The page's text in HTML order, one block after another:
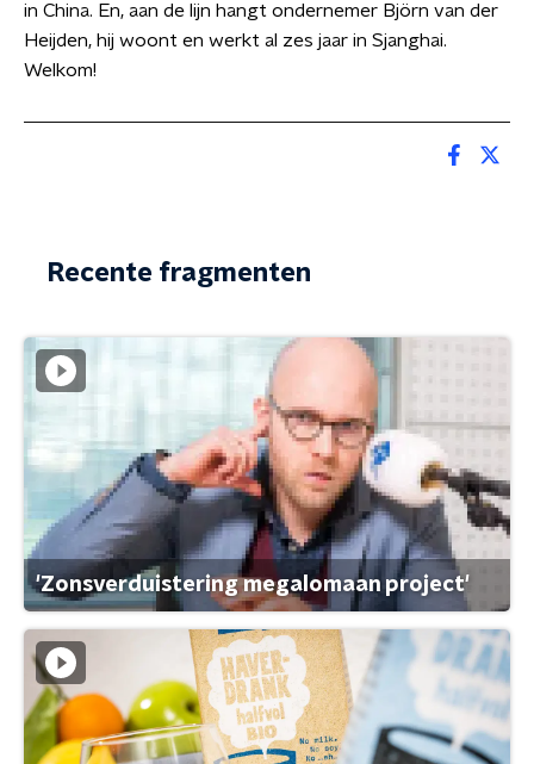
in China. En, aan de lijn hangt ondernemer Björn van der
Heijden, hij woont en werkt al zes jaar in Sjanghai.
Welkom!
Recente fragmenten
'Zonsverduistering megalomaan project'